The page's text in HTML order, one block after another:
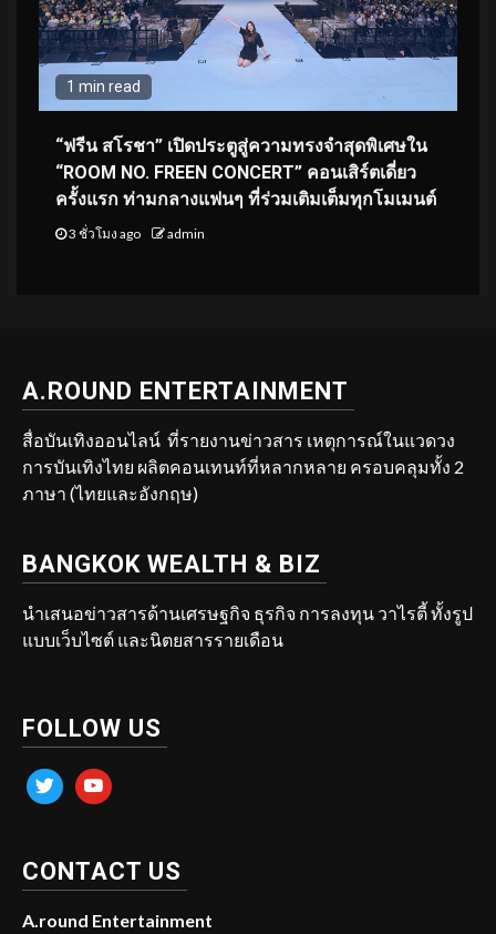
1 min read
“ฟรีน สโรชา” เปิดประตูสู่ความทรงจำสุดพิเศษใน
“ROOM NO. FREEN CONCERT” คอนเสิร์ตเดี่ยว
ครั้งแรก ท่ามกลางแฟนๆ ที่ร่วมเติมเต็มทุกโมเมนต์
3 ชั่วโมง ago admin
A.ROUND ENTERTAINMENT
สื่อบันเทิงออนไลน์ ที่รายงานข่าวสาร เหตุการณ์ในแวดวง
การบันเทิงไทย ผลิตคอนเทนท์ที่หลากหลาย ครอบคลุมทั้ง 2
ภาษา (ไทยและอังกฤษ)
BANGKOK WEALTH & BIZ
นำเสนอข่าวสารด้านเศรษฐกิจ ธุรกิจ การลงทุน วาไรตี้ ทั้งรูป
แบบเว็บไซต์ และนิตยสารรายเดือน
FOLLOW US
twitter youtube
CONTACT US
A.round Entertainment